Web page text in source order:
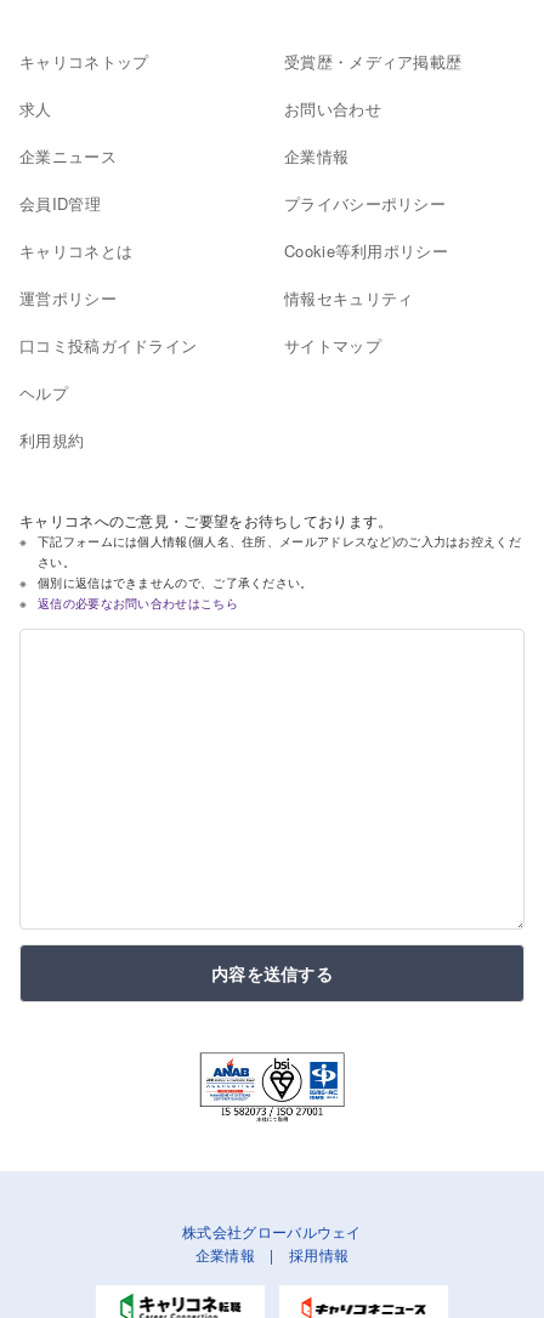
キャリコネトップ
求人
企業ニュース
会員ID管理
キャリコネとは
運営ポリシー
口コミ投稿ガイドライン
ヘルプ
利用規約
受賞歴・メディア掲載歴
お問い合わせ
企業情報
プライバシーポリシー
Cookie等利用ポリシー
情報セキュリティ
サイトマップ
キャリコネへのご意見・ご要望をお待ちしております。
下記フォームには個人情報(個人名、住所、メールアドレスなど)のご入力はお控えくだ
さい。
個別に返信はできませんので、ご了承ください。
返信の必要なお問い合わせはこちら
内容を送信する
株式会社グローバルウェイ
企業情報 | 採用情報